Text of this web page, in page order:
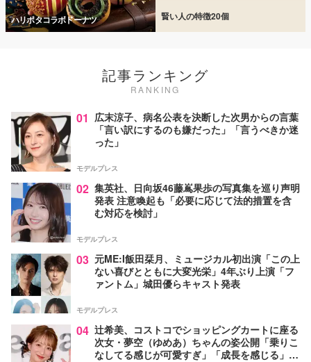
ハリポタコラボドーナツ 賢い人の特徴20個
記事ランキング
RANKING
01 広末涼子、病名公表を決断した次男からの言葉
「言い訳にするのも嫌だった」「言うべきか迷
った」
モデルプレス
02 集英社、日向坂46藤嶌果歩の写真集を巡り声明
発表 注意喚起も「必要に応じて法的措置を含
む対応を検討」
モデルプレス
03 元ME:I飯田栞月、ミュージカル初出演「この上
ない喜びとともに大変光栄」4年ぶり上演「フ
ァントム」城田優らキャスト発表
モデルプレス
04 辻希美、コストコでショッピングカートに座る
次女・夢空（ゆめあ）ちゃんの姿公開「乗りこ
なしてる感じが可愛すぎ」「成長を感じる」の